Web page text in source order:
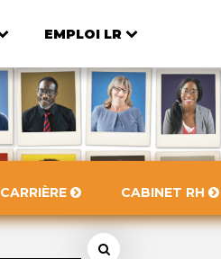
EMPLOI LR
CARRIÈRE CABINET RH